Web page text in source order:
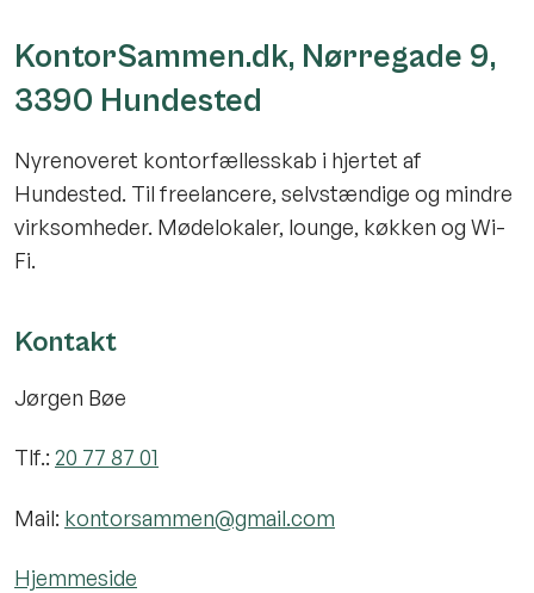
KontorSammen.dk, Nørregade 9,
3390 Hundested
Nyrenoveret kontorfællesskab i hjertet af
Hundested. Til freelancere, selvstændige og mindre
virksomheder. Mødelokaler, lounge, køkken og Wi-
Fi.
Kontakt
Jørgen Bøe
Tlf.: 20 77 87 01
Mail: kontorsammen@gmail.com
Hjemmeside